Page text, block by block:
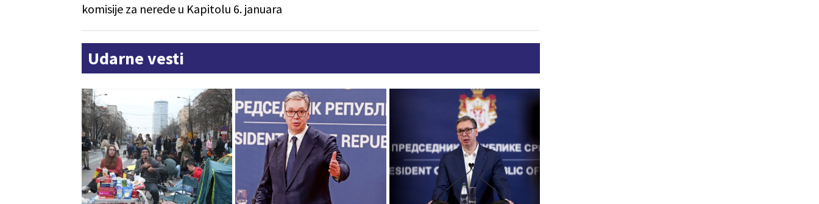
komisije za nerede u Kapitolu 6. januara
Udarne vesti